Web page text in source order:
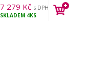
7 279 Kč s DPH
SKLADEM 4KS